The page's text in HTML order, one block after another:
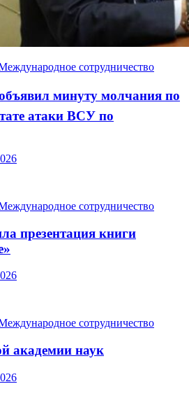
сотрудничество
минуту молчания по
атаки ВСУ по
сотрудничество
презентация книги
сотрудничество
академии наук